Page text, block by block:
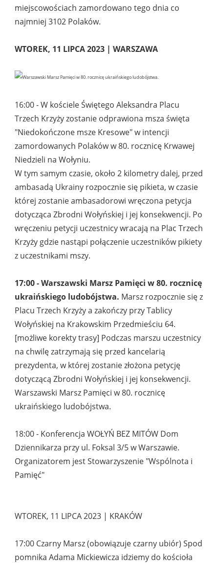
miejscowościach zamordowano tego dnia co
najmniej 3102 Polaków.
WTOREK, 11 LIPCA 2023 | WARSZAWA
16:00 - W kościele Świętego Aleksandra Placu
Trzech Krzyży zostanie odprawiona msza święta
"Niedokończone msze Kresowe" w intencji
zamordowanych Polaków w 80. rocznicę Krwawej
Niedzieli na Wołyniu.
W tym samym czasie, około 2 kilometry dalej, przed
ambasadą Ukrainy rozpocznie się pikieta, w czasie
której zostanie ambasadorowi wręczona petycja
dotycząca Zbrodni Wołyńskiej i jej konsekwencji. Po
wręczeniu petycji uczestnicy wracają na Plac Trzech
Krzyży gdzie nastąpi połączenie uczestników pikiety
z uczestnikami mszy.
17:00 - Warszawski Marsz Pamięci w 80. rocznicę
ukraińskiego ludobójstwa. Marsz rozpocznie się z
Placu Trzech Krzyży a zakończy przy Tablicy
Wołyńskiej na Krakowskim Przedmieściu 64.
[możliwe korekty trasy] Podczas marszu uczestnicy
na chwilę zatrzymają się przed kancelarią
prezydenta, w której zostanie złożona petycję
dotyczącą Zbrodni Wołyńskiej i jej konsekwencji.
Warszawski Marsz Pamięci w 80. rocznicę
ukraińskiego ludobójstwa.
18:00 - Konferencja WOŁYŃ BEZ MITÓW Dom
Dziennikarza przy ul. Foksal 3/5 w Warszawie.
Organizatorem jest Stowarzyszenie "Wspólnota i
Pamięć"
WTOREK, 11 LIPCA 2023 | KRAKÓW
17:00 Czarny Marsz (obowiązuje czarny ubiór) Spod
pomnika Adama Mickiewicza idziemy do kościoła